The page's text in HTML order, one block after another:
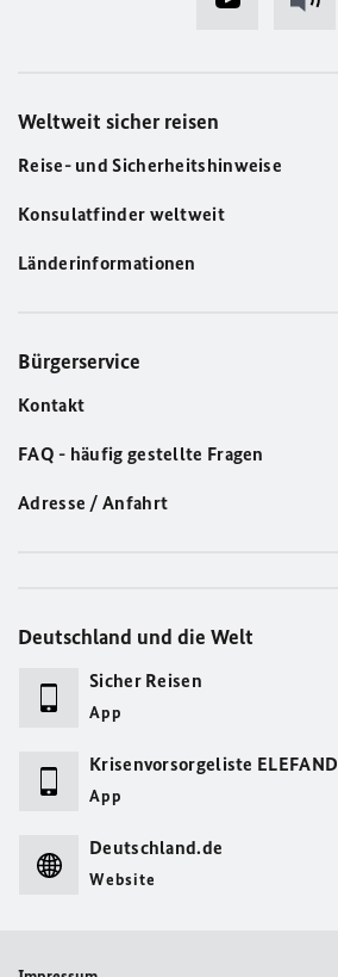
Weltweit sicher reisen
Reise- und Sicherheitshinweise
Konsulatfinder weltweit
Länderinformationen
Bürgerservice
Kontakt
FAQ - häufig gestellte Fragen
Adresse / Anfahrt
Deutschland und die Welt
Sicher Reisen
App
Krisenvorsorgeliste ELEFAND
App
Deutschland.de
Website